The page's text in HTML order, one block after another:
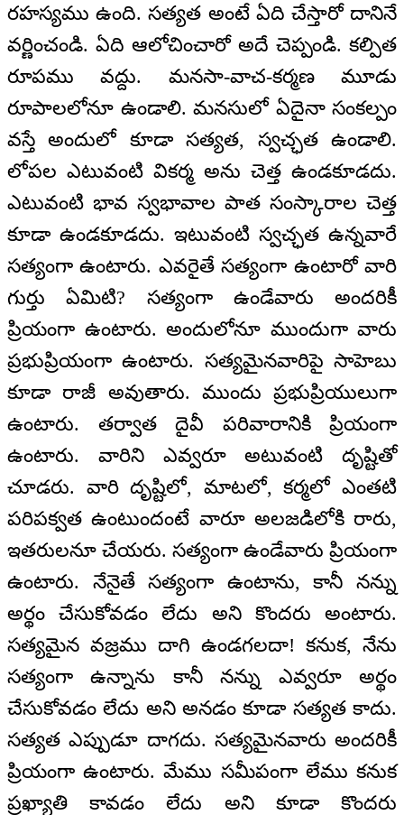
రహస్యము ఉంది. సత్యత అంటే ఏది చేస్తారో దానినే
వర్ణించండి. ఏది ఆలోచించారో అదే చెప్పండి. కల్పిత
రూపము వద్దు. మనసా-వాచ-కర్మణ మూడు
రూపాలలోనూ ఉండాలి. మనసులో ఏదైనా సంకల్పం
వస్తే అందులో కూడా సత్యత, స్వచ్ఛత ఉండాలి.
లోపల ఎటువంటి వికర్మ అను చెత్త ఉండకూడదు.
ఎటువంటి భావ స్వభావాల పాత సంస్కారాల చెత్త
కూడా ఉండకూడదు. ఇటువంటి స్వచ్ఛత ఉన్నవారే
సత్యంగా ఉంటారు. ఎవరైతే సత్యంగా ఉంటారో వారి
గుర్తు ఏమిటి? సత్యంగా ఉండేవారు అందరికీ
ప్రియంగా ఉంటారు. అందులోనూ ముందుగా వారు
ప్రభుప్రియంగా ఉంటారు. సత్యమైనవారిపై సాహెబు
కూడా రాజీ అవుతారు. ముందు ప్రభుప్రియులుగా
ఉంటారు. తర్వాత దైవీ పరివారానికి ప్రియంగా
ఉంటారు. వారిని ఎవ్వరూ అటువంటి దృష్టితో
చూడరు. వారి దృష్టిలో, మాటలో, కర్మలో ఎంతటి
పరిపక్వత ఉంటుందంటే వారూ అలజడిలోకి రారు,
ఇతరులనూ చేయరు. సత్యంగా ఉండేవారు ప్రియంగా
ఉంటారు. నేనైతే సత్యంగా ఉంటాను, కానీ నన్ను
అర్థం చేసుకోవడం లేదు అని కొందరు అంటారు.
సత్యమైన వజ్రము దాగి ఉండగలదా! కనుక, నేను
సత్యంగా ఉన్నాను కానీ నన్ను ఎవ్వరూ అర్థం
చేసుకోవడం లేదు అని అనడం కూడా సత్యత కాదు.
సత్యత ఎప్పుడూ దాగదు. సత్యమైనవారు అందరికీ
ప్రియంగా ఉంటారు. మేము సమీపంగా లేము కనుక
ప్రఖ్యాతి కావడం లేదు అని కూడా కొందరు